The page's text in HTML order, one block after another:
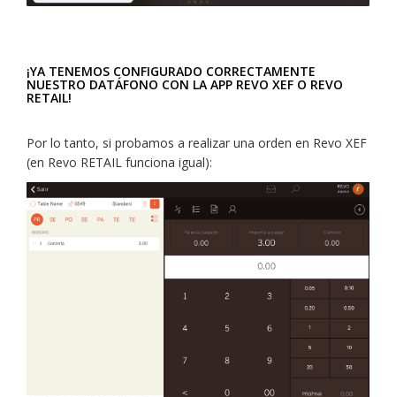
¡YA TENEMOS CONFIGURADO CORRECTAMENTE
NUESTRO DATÁFONO CON LA APP REVO XEF O REVO
RETAIL!
Por lo tanto, si probamos a realizar una orden en Revo XEF
(en Revo RETAIL funciona igual):